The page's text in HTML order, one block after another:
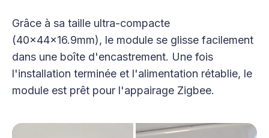
Grâce à sa taille ultra-compacte
(40x44x16.9mm), le module se glisse facilement
dans une boîte d'encastrement. Une fois
l'installation terminée et l'alimentation rétablie, le
module est prêt pour l'appairage Zigbee.